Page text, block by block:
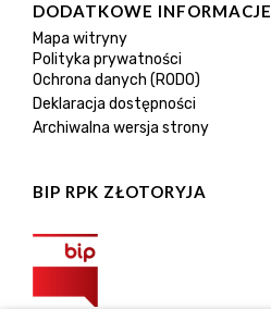
DODATKOWE INFORMACJE
Mapa witryny
Polityka prywatności
Ochrona danych (RODO)
Deklaracja dostępności
Archiwalna wersja strony
BIP RPK ZŁOTORYJA